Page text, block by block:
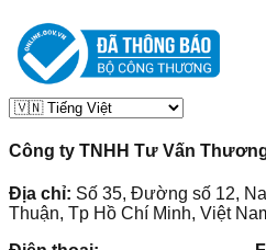
Công ty TNHH Tư Vấn
Địa chỉ: Số 35, Đường số 12,
Thuận, Tp Hồ Chí Minh, Việt